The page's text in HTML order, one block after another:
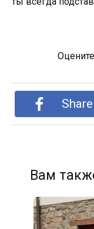
Вам